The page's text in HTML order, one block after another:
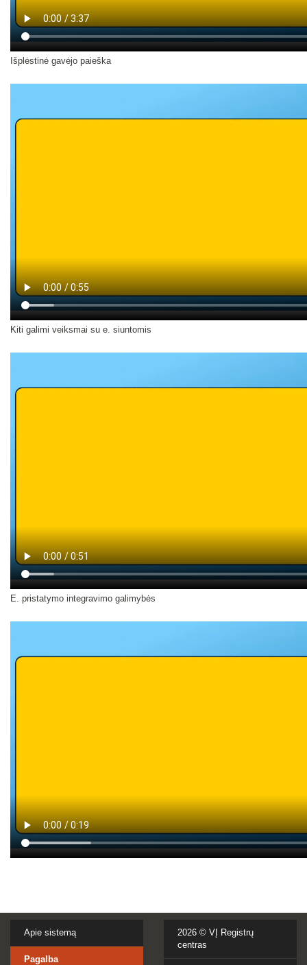
Išplėstinė gavėjo paieška
Kiti galimi veiksmai su e. siuntomis
E. pristatymo integravimo galimybės
Apie sistemą
Pagalba
2026 © VĮ Registrų
centras